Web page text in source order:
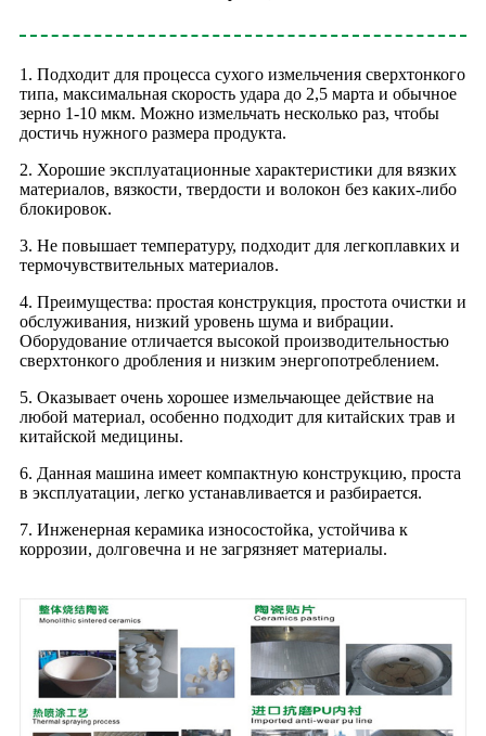
1. Подходит для процесса сухого измельчения сверхтонкого
типа, максимальная скорость удара до 2,5 марта и обычное
зерно 1-10 мкм. Можно измельчать несколько раз, чтобы
достичь нужного размера продукта.
2. Хорошие эксплуатационные характеристики для вязких
материалов, вязкости, твердости и волокон без каких-либо
блокировок.
3. Не повышает температуру, подходит для легкоплавких и
термочувствительных материалов.
4. Преимущества: простая конструкция, простота очистки и
обслуживания, низкий уровень шума и вибрации.
Оборудование отличается высокой производительностью
сверхтонкого дробления и низким энергопотреблением.
5. Оказывает очень хорошее измельчающее действие на
любой материал, особенно подходит для китайских трав и
китайской медицины.
6. Данная машина имеет компактную конструкцию, проста
в эксплуатации, легко устанавливается и разбирается.
7. Инженерная керамика износостойка, устойчива к
коррозии, долговечна и не загрязняет материалы.